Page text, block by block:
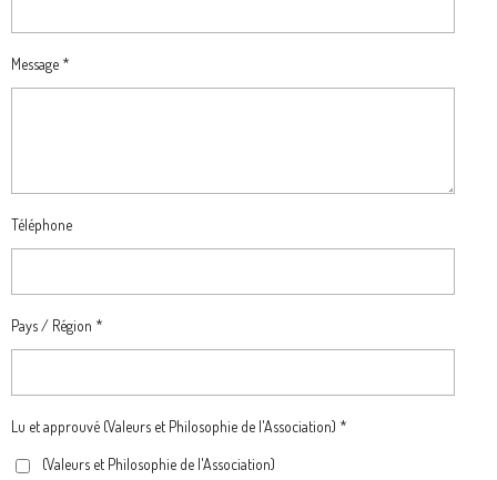
Message *
Téléphone
Pays / Région *
Lu et approuvé (Valeurs et Philosophie de l'Association) *
(Valeurs et Philosophie de l'Association)